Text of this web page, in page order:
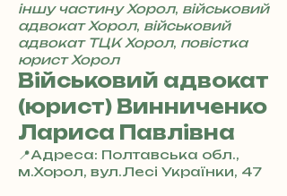
іншу частину Хорол, військовий
адвокат Хорол, військовий
адвокат ТЦК Хорол, повістка
юрист Хорол
Військовий адвокат
(юрист) Винниченко
Лариса Павлівна
📍Адреса: Полтавська обл.,
м.Хорол, вул.Лесі Українки, 47